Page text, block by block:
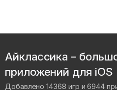
Айклассика –
приложений для iOS
Добавлено 14368 игр и 6944